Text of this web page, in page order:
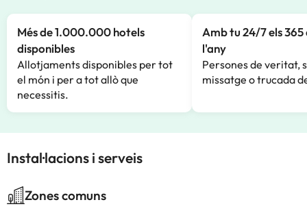
Més de 1.000.000 hotels
disponibles
Allotjaments disponibles per tot
el món i per a tot allò que
necessitis.
Amb tu 24/7 els 365
l'any
Persones de veritat,
missatge o trucada
Instal·lacions i serveis
Zones comuns